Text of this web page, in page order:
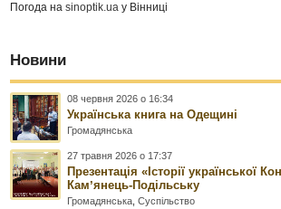
Погода наsinoptik.ua у Вінниці
Новини
08 червня 2026 о 16:34
Українська книга на Одещині
Громадянська
27 травня 2026 о 17:37
Презентація «Історії української
Камʼянець-Подільську
Громадянська ,Суспільство